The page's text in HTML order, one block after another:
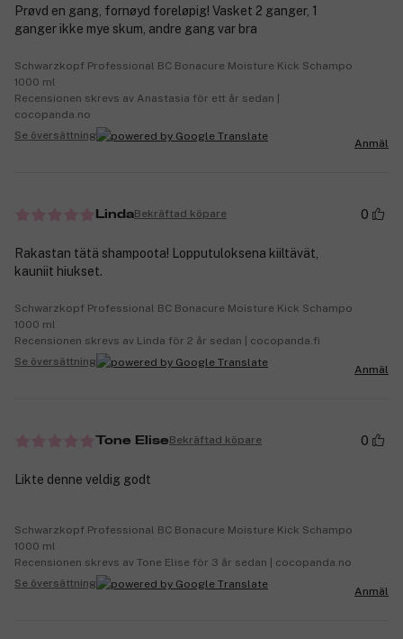
Prøvd en gang, fornøyd foreløpig! Vasket 2 ganger, 1
ganger ikke mye skum, andre gang var bra
Schwarzkopf Professional BC Bonacure Moisture Kick Schampo
1000 ml
Recensionen skrevs av Anastasia för ett år sedan |
cocopanda.no
Se översättning
Anmäl
LindaBekräftad köpare 0
Rakastan tätä shampoota! Lopputuloksena kiiltävät,
kauniit hiukset.
Schwarzkopf Professional BC Bonacure Moisture Kick Schampo
1000 ml
Recensionen skrevs av Linda för 2 år sedan | cocopanda.fi
Se översättning
Anmäl
Tone EliseBekräftad köpare 0
Likte denne veldig godt
Schwarzkopf Professional BC Bonacure Moisture Kick Schampo
1000 ml
Recensionen skrevs av Tone Elise för 3 år sedan | cocopanda.no
Se översättning
Anmäl